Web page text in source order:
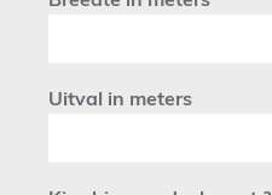
Uitval in meters